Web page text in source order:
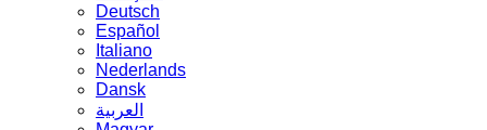
Deutsch
Español
Italiano
Nederlands
Dansk
العربية